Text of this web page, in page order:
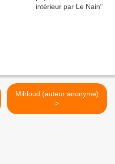
Mihloud (auteur anonyme)
>